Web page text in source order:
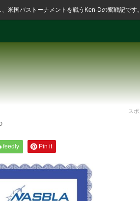
米国バストーナメントを戦うKen-Dの奮戦記です
feedly Pin it
ス